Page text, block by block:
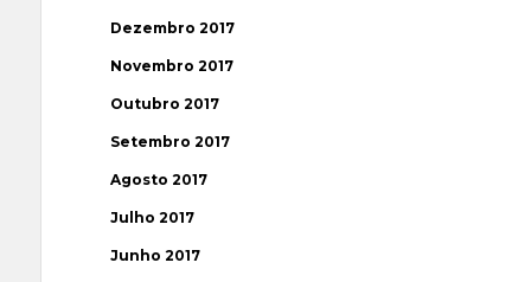
Dezembro 2017
Novembro 2017
Outubro 2017
Setembro 2017
Agosto 2017
Julho 2017
Junho 2017